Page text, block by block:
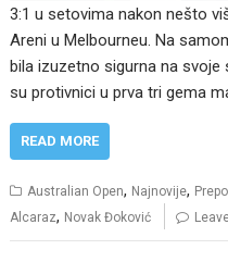
3:1 u setovima nakon nešto
Areni u Melbourneu. Na
bila izuzetno sigurna na
su protivnici u prva tri gema
READ MORE
Australian Open, Najnovije,
Alcaraz, Novak Đoković